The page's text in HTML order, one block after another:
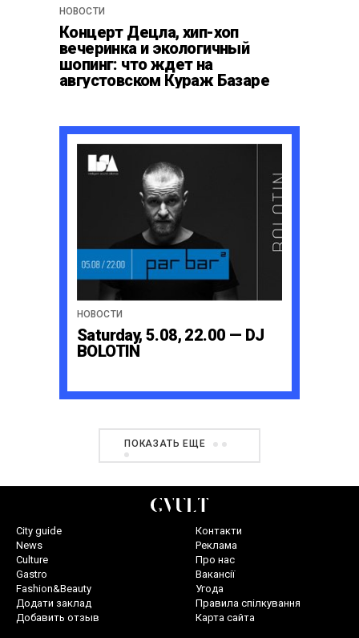
НОВОСТИ
Концерт Децла, хип-хоп
вечеринка и экологичный
шопинг: что ждет на
августовском Кураж Базаре
НОВОСТИ
Saturday, 5.08, 22.00 — DJ
BOLOTIN
ПОКАЗАТЬ ЕЩЕ
City guide
News
Culture
Gastro
Fashion&Beauty
Додати заклад
Добавить отзыв
Контакти
Реклама
Про нас
Вакансії
Угода
Правила спілкування
Карта сайта